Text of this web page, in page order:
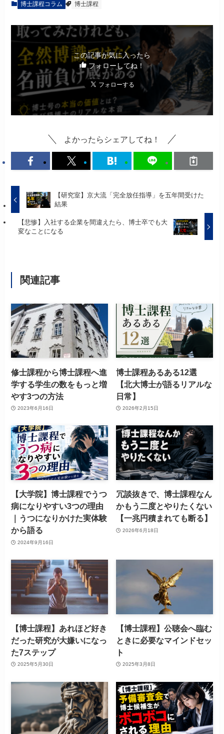
博士課程コラム 博士課程
この記事が気に入ったら
フォローしてね！
よかったらシェアしてね！
【研究室】京大流「完全放任指導」を五年間受けた
結果
【悲惨】入社する企業を間違えたら、博士卒でも大
変なことになる
関連記事
修士課程から博士課程へ進
学する学生の数をもっと増
やす3つの方法
2023年6月16日
博士課程あるある12選
【北大博士が語るリアルな
日常】
2026年2月15日
【大学院】博士課程でうつ
病になりやすい3つの理由
｜うつになりかけた実体験
から語る
2024年9月16日
冗談抜きで、博士課程なん
かもう二度とやりたくない
【一兆円積まれても断る】
2026年6月18日
【博士課程】あれほど好き
だった研究が大嫌いになっ
た7ステップ
2025年5月30日
【博士課程】公聴会へ臨む
ときに必要なマインドセッ
ト
2025年3月8日